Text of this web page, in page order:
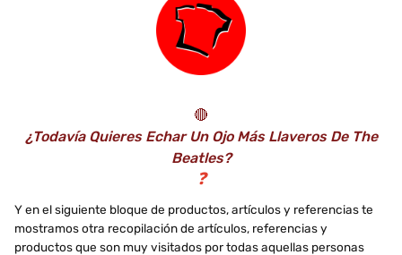
🔴
¿Todavía Quieres Echar Un Ojo Más Llaveros De The
Beatles?
❓
Y en el siguiente bloque de productos, artículos y referencias te
mostramos otra recopilación de artículos, referencias y
productos que son muy visitados por todas aquellas personas